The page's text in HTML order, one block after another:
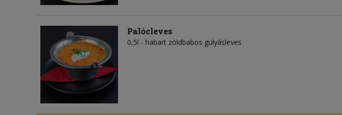
Palócleves
0,5l - habart zöldbabos gulyásleves